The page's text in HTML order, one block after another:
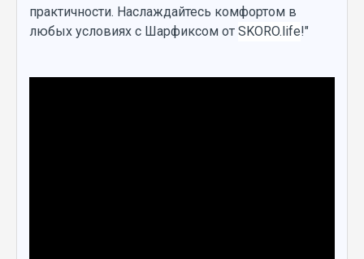
практичности. Наслаждайтесь комфортом в
любых условиях с Шарфиксом от SKORO.life!"